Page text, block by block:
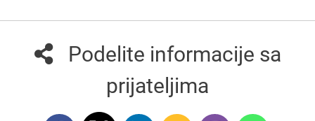
Podelite informacije sa
prijateljima